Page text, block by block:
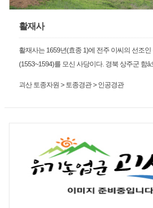
활재사
활재사는 1659년(효종 1)에 전주 이씨의 선조
(1553~1594)를 모신 사당이다. 경북 상주군 함
홑ó마 목조기와집이다. 외벌대 자연석 기단 위
를 놓고 네모기둥을 세우고 있다. 벽은 모두 판
환기를 고려하고 있고 정면에 쌍여닫이 판문을
도리이고 풍판을 설치한 맞배지붕이다. 매년 음
괴산 토종자원 > 토종경관 > 인공경관